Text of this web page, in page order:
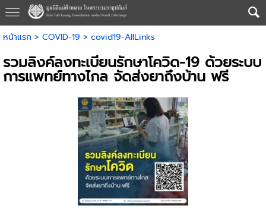
หน้าแรก > COVID-19 > covid19-AllLinks
รวมลิงค์ลงทะเบียนรักษาโควิด-19 ด้วยระบบ
การแพทย์ทางไกล จัดส่งยาถึงบ้าน ฟรี